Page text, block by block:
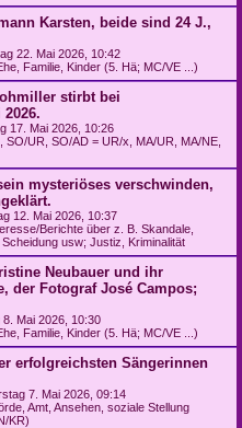
Karsten, beide sind 24 J.,
22. Mai 2026, 10:42
Familie, Kinder (5. Hä; MC/VE ...)
stirbt bei
17. Mai 2026, 10:26
SO/UR, SO/AD = UR/x, MA/UR, MA/NE,
mysteriöses verschwinden,
12. Mai 2026, 10:37
Berichte über z. B. Skandale,
usw; Justiz, Kriminalität
Neubauer und ihr
der Fotograf José Campos;
8. Mai 2026, 10:30
Familie, Kinder (5. Hä; MC/VE ...)
erfolgreichsten Sängerinnen
7. Mai 2026, 09:14
Amt, Ansehen, soziale Stellung
KR)